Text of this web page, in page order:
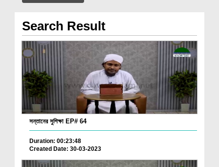
Search Result
সন্তানের সুশিক্ষা EP# 64
Duration: 00:23:48
Created Date: 30-03-2023